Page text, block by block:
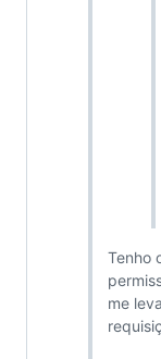
Tenho
me